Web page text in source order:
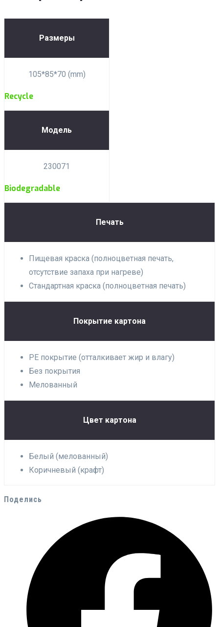
Размеры
105*85*70 (mm)
Recycle
Модель
230071
Biodegradable
Печать
Пищевая краска (полноцветная печать,
отсутствие запаха при нагреве)
Стандартная краска (полноцветная печать)
Покрытие картона
PE покрытие (отталкивает жир и влагу)
Без покрытия
Мелованный
Цвет картона
Белый (мелованный)
Коричневый (крафт)
Поделись